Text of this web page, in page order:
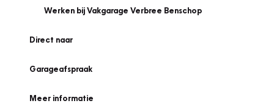
Werken bij Vakgarage Verbree Benschop
Direct naar
Garageafspraak
Meer informatie